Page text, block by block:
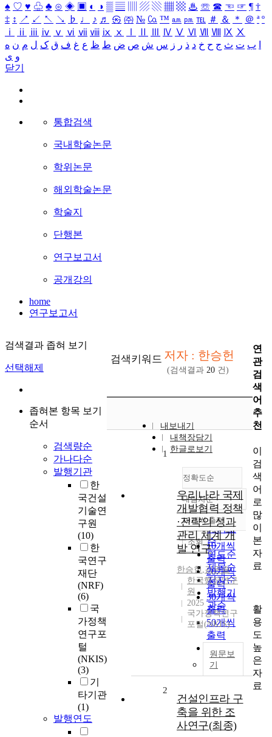
♠ ♡ ♥ ♧ ♣ ⊙ ◈ ▣ ◐ ◑ ▒ ▤ ▨ ▧ ▦ ▩ ♨ ☏ ☎ ☜ ☞ ¶ †
‡ ↕ ↗ ↙ ↖ ↘ ♭ ♩ ♪ ♬ ㉿ ㈜ № ㏇ ™ ㏂ ㏘ ℡ ＃ ＆ ＊ ＠ ª º
ⅰ
ⅱ ⅲ ⅳ ⅴ ⅵ ⅶ ⅷ ⅸ ⅹ Ⅳ Ⅴ Ⅵ Ⅶ Ⅷ Ⅸ Ⅹ
ب ت ث ج ح خ د ذ ر ز س ش ص ض ط ظ ع غ ف ق ک ل م ن ه
و ی
닫기
통합검색
국내학술논문
학위논문
해외학술논문
학술지
단행본
연구보고서
공개강의
home
연구보고서
검색결과 좁혀 보기
선택해제
좁혀본 항목 보기
순서
검색량순
가나다순
발행기관
한
국건설
기술연
구원
(10)
한
국연구
재단
(NRF)
(6)
국
가정책
연구포
털
(NKIS)
(3)
기
타기관
(1)
발행연도
검색키워드 저자 : 한승헌
(검색결과 20 건)
내보내기
내책장담기
한글로보기
정확도순
정확도
순
인기도
순
연도순
제목순
저자순
발행기
관순
내림차순
내림차순
10개씩 출력
10개씩
출력
20개씩
출력
30개씩
출력
50개씩
출력
100개씩
출력
조회
1
우리나라 국제
개발협력 정책
·전략의 성과
관리 체계 개
발 연구
한승헌 ,김은솔
한국행정연구
원
2025
국가정책연구
포털(NKIS)
원문보
기
2
건설인프라 구
축을 위한 조
사연구(최종)
연
관
검
색
어
추
천
이
검
색
어
로
많
이
본
자
료
활
용
도
높
은
자
료